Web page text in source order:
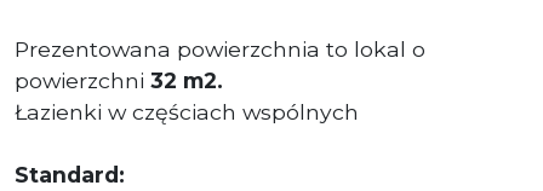
Prezentowana powierzchnia to lokal o
powierzchni 32 m2.
Łazienki w częściach wspólnych
Standard: